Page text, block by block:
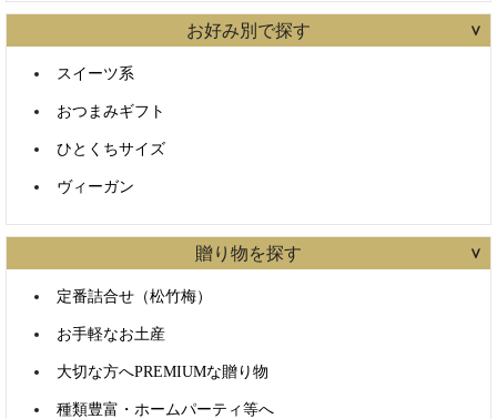
お好み別で探す
スイーツ系
おつまみギフト
ひとくちサイズ
ヴィーガン
贈り物を探す
定番詰合せ（松竹梅）
お手軽なお土産
大切な方へPREMIUMな贈り物
種類豊富・ホームパーティ等へ